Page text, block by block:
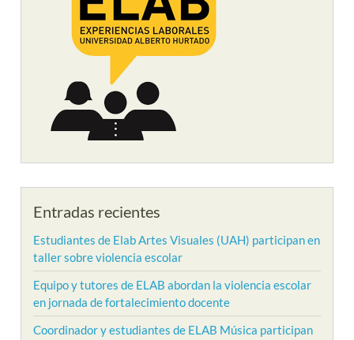
Entradas recientes
Estudiantes de Elab Artes Visuales (UAH) participan en
taller sobre violencia escolar
Equipo y tutores de ELAB abordan la violencia escolar
en jornada de fortalecimiento docente
Coordinador y estudiantes de ELAB Música participan